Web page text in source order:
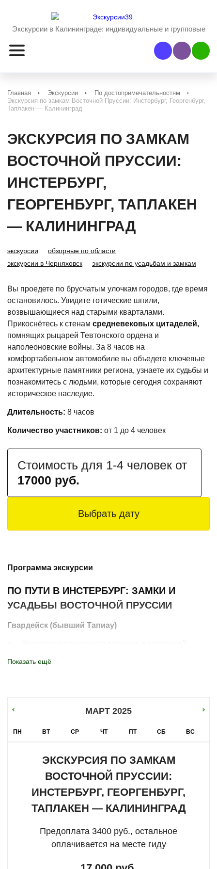
Экскурсии в Калининграде: индивидуальные и групповые
Наш ViberНаш
Главная Экскурсии
По достопримечательностям
Экскурсия по замкам Восточной Пруссии: Инстербург, Георгенбург,
Таплакен — Калининград
ЭКСКУРСИЯ ПО ЗАМКАМ
ВОСТОЧНОЙ ПРУССИИ:
ИНСТЕРБУРГ,
ГЕОРГЕНБУРГ, ТАПЛАКЕН
— КАЛИНИНГРАД
экскурсии
обзорные по области
экскурсии в Черняховск
экскурсии по усадьбам и замкам
Вы проедете по брусчатым улочкам городов, где время
остановилось. Увидите готические шпили,
возвышающиеся над старыми кварталами.
Прикоснётесь к стенам средневековых цитаделей,
помнящих рыцарей Тевтонского ордена и
наполеоновские войны. За 8 часов на
комфортабельном автомобиле вы объедете ключевые
архитектурные памятники региона, узнаете их судьбы и
познакомитесь с людьми, которые сегодня сохраняют
историческое наследие.
Длительность: 8 часов
Количество участников: от 1 до 4 человек
Стоимость для 1-4 человек от
17000 руб.
Выбрать дату
Программа экскурсии
ПО ПУТИ В ИНСТЕРБУРГ: ЗАМКИ И
УСАДЬБЫ ВОСТОЧНОЙ ПРУССИИ
Гвардейск (бывший Тапиау)
приспособления средневековых стен под жилые
Посёлок Каменка
Романтичные руины замка Заалау, утопающие в
зелени.
Посёлок Маёвка
Хорошо сохранившийся замок Георгенбург с
многовековой историей.
Показать ещё
МАРТ 2025
ПН ВТ СР ЧТ ПТ СБ ВС
ЭКСКУРСИЯ ПО ЗАМКАМ
ВОСТОЧНОЙ ПРУССИИ:
ИНСТЕРБУРГ, ГЕОРГЕНБУРГ,
ТАПЛАКЕН — КАЛИНИНГРАД
Предоплата 3400 руб., остальное
оплачивается на месте гиду